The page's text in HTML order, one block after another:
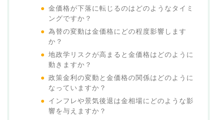
金価格が下落に転じるのはどのようなタイミ
ングですか？
為替の変動は金価格にどの程度影響します
か？
地政学リスクが高まると金価格はどのように
動きますか？
政策金利の変動と金価格の関係はどのように
なっていますか？
インフレや景気後退は金相場にどのような影
響を与えますか？